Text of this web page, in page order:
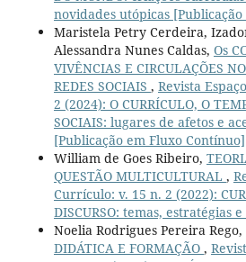
novidades utópicas
Maristela Petry Cerdeira,
Alessandra Nunes Caldas, Os
VIVÊNCIAS E CIRCULAÇÕES
REDES SOCIAIS , Revista
2 (2024): O CURRÍCULO, O
SOCIAIS: lugares de afetos e
[Publicação em Fluxo Contínuo]
William de Goes Ribeiro,
QUESTÃO MULTICULTURAL ,
Currículo: v. 15 n. 2 (2022):
DISCURSO: temas, estratégias
Noelia Rodrigues Pereira Rego,
DIDÁTICA E FORMAÇÃO ,